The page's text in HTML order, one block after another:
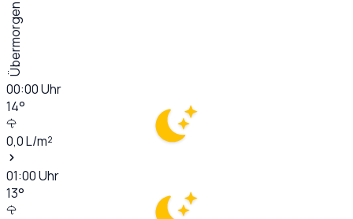
Übermorgen
00:00Uhr
14°
0,0L/m²
01:00Uhr
13°